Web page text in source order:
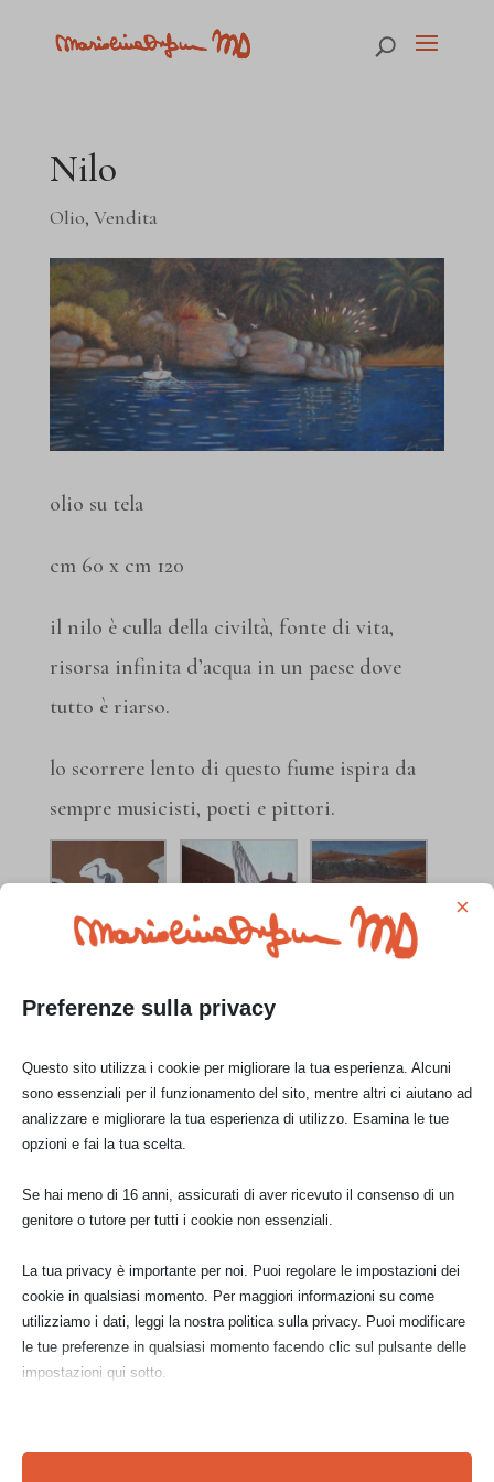
Nilo
Olio, Vendita
olio su tela
cm 60 x cm 120
il nilo è culla della civiltà, fonte di vita,
risorsa infinita d’acqua in un paese dove
tutto è riarso.
lo scorrere lento di questo fiume ispira da
sempre musicisti, poeti e pittori.
con inchiostro
30 x cm 40): vele
CONTATTAMI
Preferenze sulla privacy
×
Questo sito utilizza i cookie per migliorare la tua esperienza. Alcuni
sono essenziali per il funzionamento del sito, mentre altri ci aiutano ad
analizzare e migliorare la tua esperienza di utilizzo. Esamina le tue
opzioni e fai la tua scelta.
Se hai meno di 16 anni, assicurati di aver ricevuto il consenso di un
genitore o tutore per tutti i cookie non essenziali.
La tua privacy è importante per noi. Puoi regolare le impostazioni dei
cookie in qualsiasi momento. Per maggiori informazioni su come
utilizziamo i dati, leggi la nostra politica sulla privacy. Puoi modificare
le tue preferenze in qualsiasi momento facendo clic sul pulsante delle
impostazioni qui sotto.
influire sulla tua esperienza del sito e sui servizi che possiamo offrire.